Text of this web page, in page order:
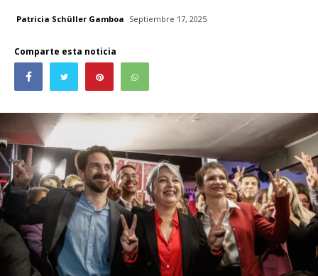
Patricia Schüller Gamboa Septiembre 17, 2025
Comparte esta noticia